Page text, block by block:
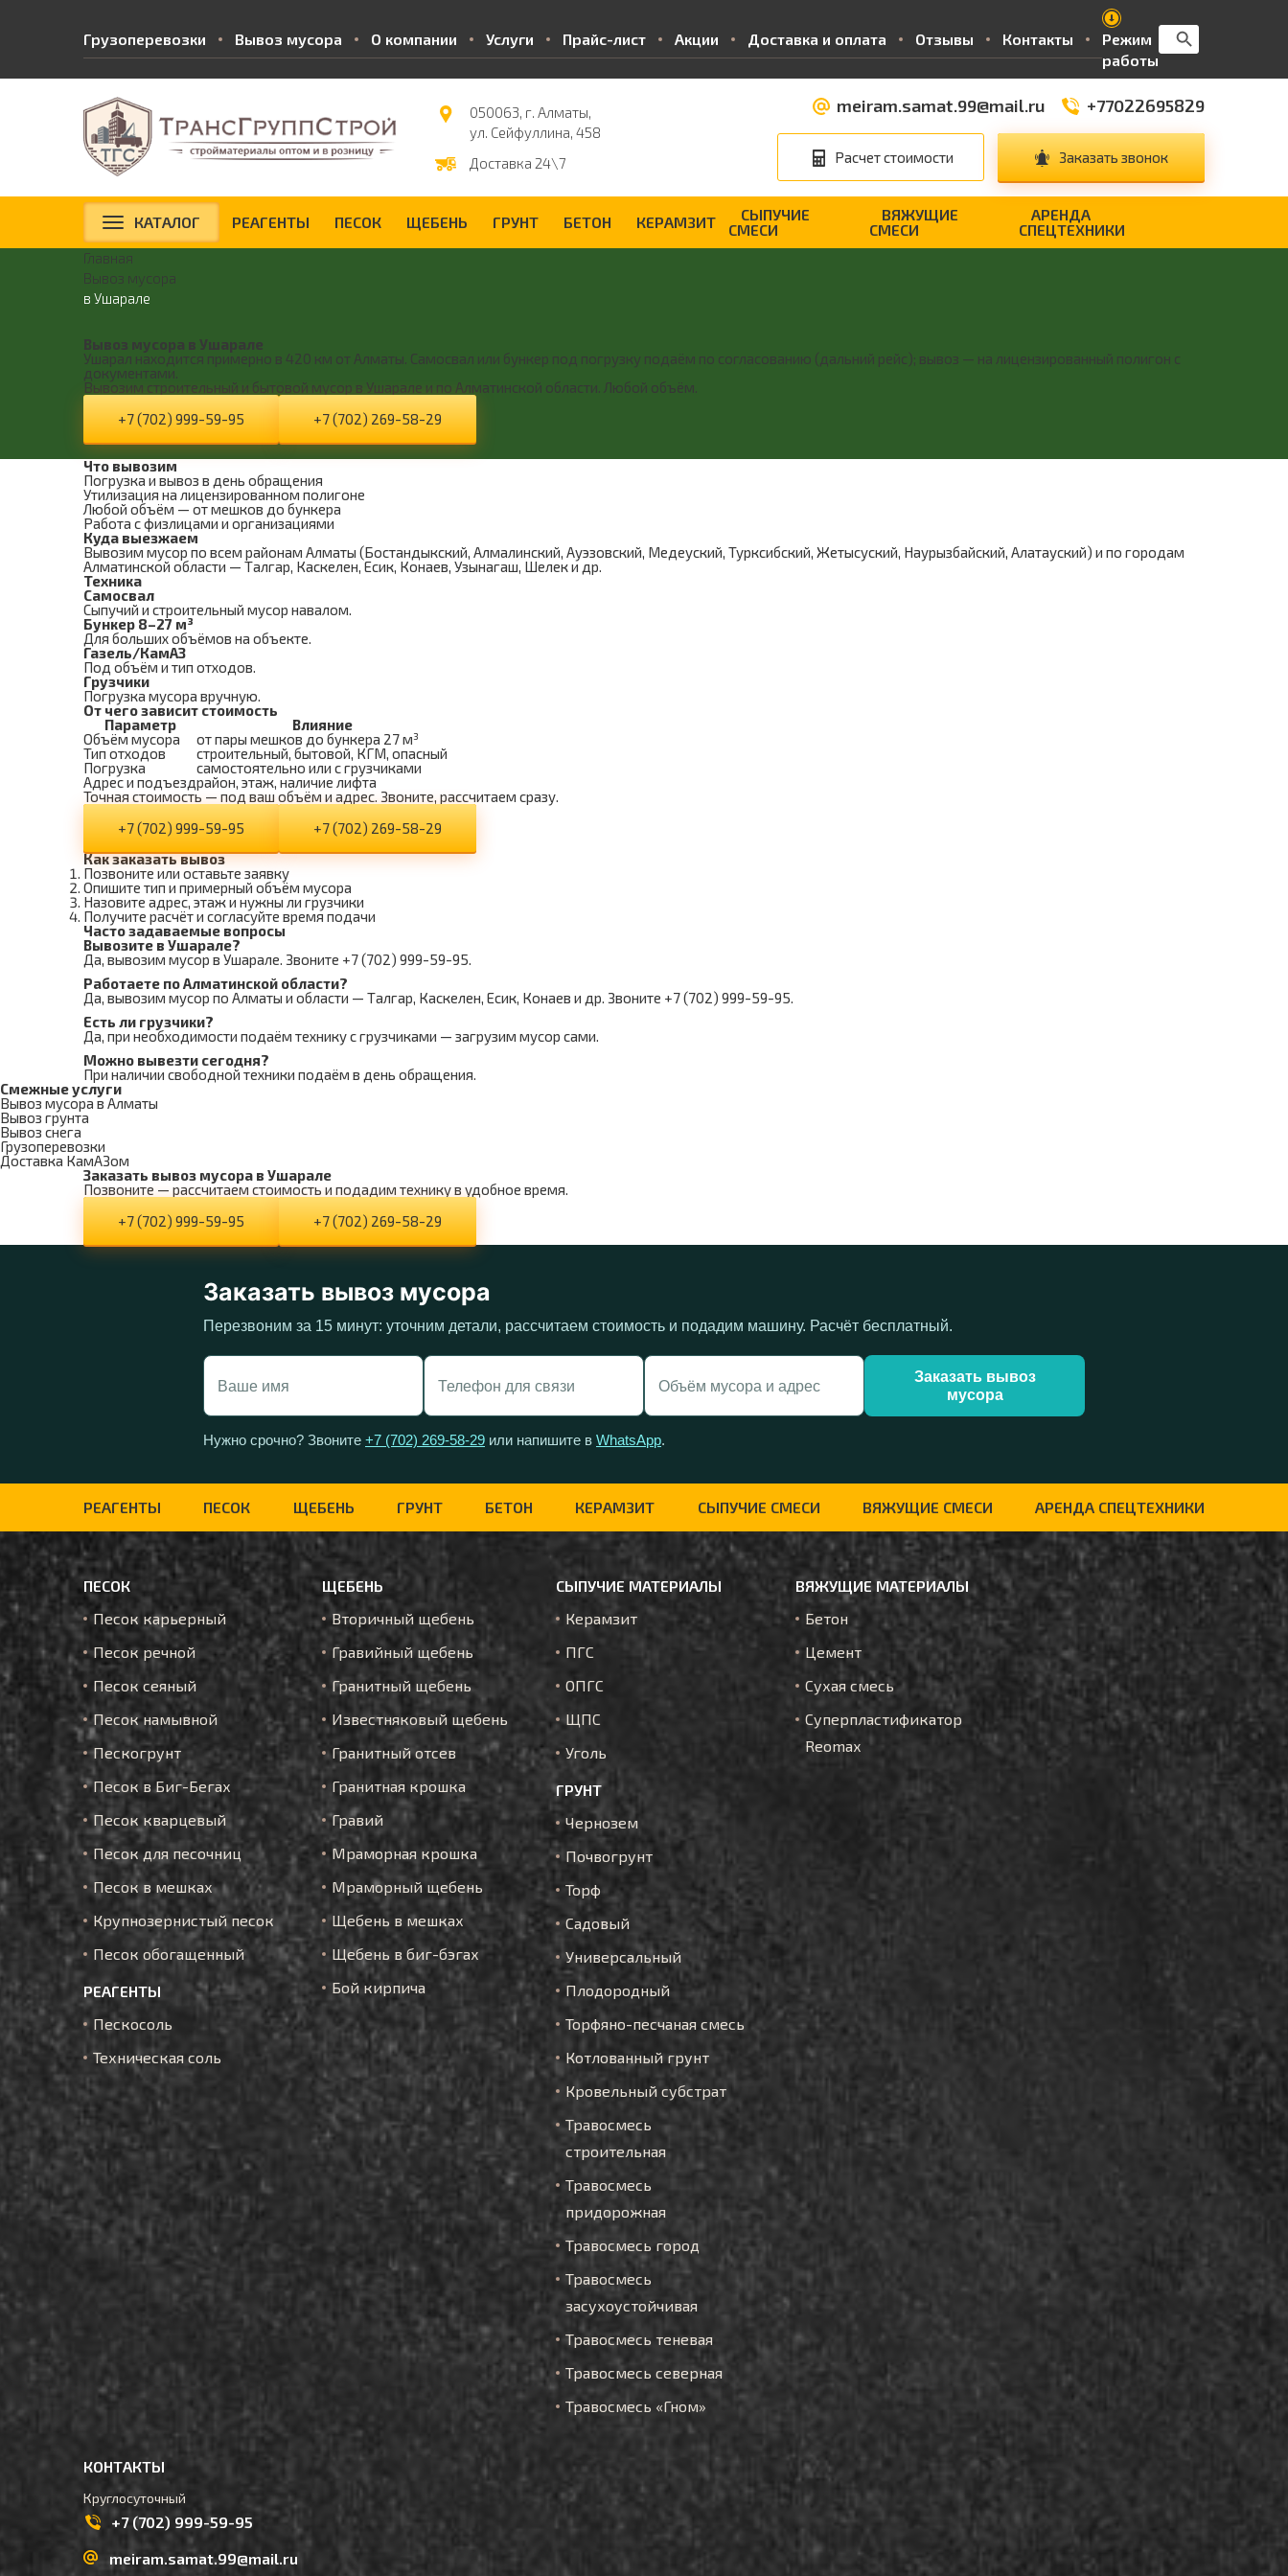
Грузоперевозки Вывоз мусора О компании Услуги Прайс-лист Акции Доставка и оплата Отзывы Контакты
Режим
работы
Search
for:
Search Button
050063, г. Алматы,
ул. Сейфуллина, 458
Доставка 24\7
meiram.samat.99@mail.ru +77022695829
Расчет стоимости Заказать звонок
КАТАЛОГ РЕАГЕНТЫ ПЕСОК ЩЕБЕНЬ ГРУНТ БЕТОН КЕРАМЗИТ
СЫПУЧИЕ
СМЕСИ
ВЯЖУЩИЕ
СМЕСИ
АРЕНДА
СПЕЦТЕХНИКИ
Главная
Вывоз мусора
в Ушарале
Вывоз мусора в Ушарале
Ушарал находится примерно в 420 км от Алматы. Самосвал или бункер под погрузку подаём по согласованию (дальний рейс); вывоз — на лицензированный полигон с
документами.
Вывозим строительный и бытовой мусор в Ушарале и по Алматинской области. Любой объём.
+7 (702) 999-59-95
+7 (702) 269-58-29
Что вывозим
Погрузка и вывоз в день обращения
Утилизация на лицензированном полигоне
Любой объём — от мешков до бункера
Работа с физлицами и организациями
Куда выезжаем
Вывозим мусор по всем районам Алматы (Бостандыкский, Алмалинский, Ауэзовский, Медеуский, Турксибский, Жетысуский, Наурызбайский, Алатауский) и по городам
Алматинской области — Талгар, Каскелен, Есик, Конаев, Узынагаш, Шелек и др.
Техника
Самосвал
Сыпучий и строительный мусор навалом.
Бункер 8–27 м³
Для больших объёмов на объекте.
Газель/КамАЗ
Под объём и тип отходов.
Грузчики
Погрузка мусора вручную.
От чего зависит стоимость
Параметр
Влияние
Объём мусора
от пары мешков до бункера 27 м³
Тип отходов
строительный, бытовой, КГМ, опасный
Погрузка
самостоятельно или с грузчиками
Адрес и подъездрайон, этаж, наличие лифта
Точная стоимость — под ваш объём и адрес. Звоните, рассчитаем сразу.
+7 (702) 999-59-95
+7 (702) 269-58-29
Как заказать вывоз
Позвоните или оставьте заявку
Опишите тип и примерный объём мусора
Назовите адрес, этаж и нужны ли грузчики
Получите расчёт и согласуйте время подачи
Часто задаваемые вопросы
Вывозите в Ушарале?
Да, вывозим мусор в Ушарале. Звоните +7 (702) 999-59-95.
Работаете по Алматинской области?
Да, вывозим мусор по Алматы и области — Талгар, Каскелен, Есик, Конаев и др. Звоните +7 (702) 999-59-95.
Есть ли грузчики?
Да, при необходимости подаём технику с грузчиками — загрузим мусор сами.
Можно вывезти сегодня?
При наличии свободной техники подаём в день обращения.
Смежные услуги
Вывоз мусора в Алматы
Вывоз грунта
Вывоз снега
Грузоперевозки
Доставка КамАЗом
Заказать вывоз мусора в Ушарале
Позвоните — рассчитаем стоимость и подадим технику в удобное время.
+7 (702) 999-59-95
+7 (702) 269-58-29
Заказать вывоз мусора
Перезвоним за 15 минут: уточним детали, рассчитаем стоимость и подадим машину. Расчёт бесплатный.
Заказать вывоз
мусора
Нужно срочно? Звоните +7 (702) 269-58-29 или напишите в WhatsApp.
РЕАГЕНТЫ ПЕСОК ЩЕБЕНЬ ГРУНТ БЕТОН КЕРАМЗИТ СЫПУЧИЕ СМЕСИ ВЯЖУЩИЕ СМЕСИ АРЕНДА СПЕЦТЕХНИКИ
ПЕСОК
Песок карьерный
Песок речной
Песок сеяный
Песок намывной
Пескогрунт
Песок в Биг-Бегах
Песок кварцевый
Песок для песочниц
Песок в мешках
Крупнозернистый песок
Песок обогащенный
РЕАГЕНТЫ
Пескосоль
Техническая соль
ЩЕБЕНЬ
Вторичный щебень
Гравийный щебень
Гранитный щебень
Известняковый щебень
Гранитный отсев
Гранитная крошка
Гравий
Мраморная крошка
Мраморный щебень
Щебень в мешках
Щебень в биг-бэгах
Бой кирпича
СЫПУЧИЕ МАТЕРИАЛЫ
Керамзит
ПГС
ОПГС
ЩПС
Уголь
ГРУНТ
Чернозем
Почвогрунт
Торф
Садовый
Универсальный
Плодородный
Торфяно-песчаная смесь
Котлованный грунт
Кровельный субстрат
Травосмесь
строительная
Травосмесь
придорожная
Травосмесь город
Травосмесь
засухоустойчивая
Травосмесь теневая
Травосмесь северная
Травосмесь «Гном»
ВЯЖУЩИЕ МАТЕРИАЛЫ
Бетон
Цемент
Сухая смесь
Суперпластификатор
Reomax
КОНТАКТЫ
Круглосуточный
+7 (702) 999-59-95
meiram.samat.99@mail.ru